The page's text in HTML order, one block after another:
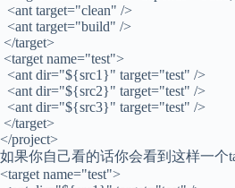
<ant target="clean" />
<ant target="build" />
</target>
<target name="test">
<ant dir="${src1}" target="test" />
<ant dir="${src2}" target="test" />
<ant dir="${src3}" target="test" />
</target>
</project>
如果你自己看的话你会看到这样一个
<target name="test">